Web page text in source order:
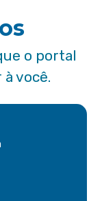
o portal
você.